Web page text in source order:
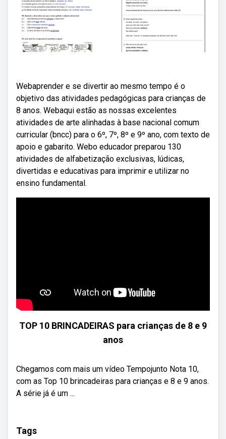
Webaprender e se divertir ao mesmo tempo é o
objetivo das atividades pedagógicas para crianças de
8 anos. Webaqui estão as nossas excelentes
atividades de arte alinhadas à base nacional comum
curricular (bncc) para o 6º, 7º, 8º e 9º ano, com texto de
apoio e gabarito. Webo educador preparou 130
atividades de alfabetização exclusivas, lúdicas,
divertidas e educativas para imprimir e utilizar no
ensino fundamental.
TOP 10 BRINCADEIRAS para crianças de 8 e 9
anos
Chegamos com mais um vídeo Tempojunto Nota 10,
com as Top 10 brincadeiras para crianças e 8 e 9 anos.
A série já é um ...
Tags